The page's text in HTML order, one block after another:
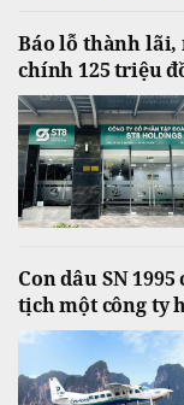
Báo lỗ thành lãi,
chính 125 triệu
Con dâu SN
tịch một công ty